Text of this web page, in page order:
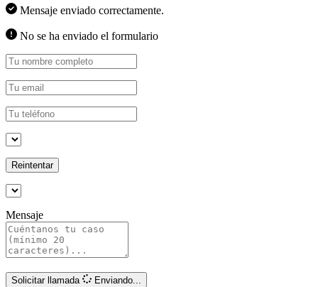
Mensaje enviado correctamente.
No se ha enviado el formulario
Reintentar
Mensaje
Solicitar llamada Enviando...